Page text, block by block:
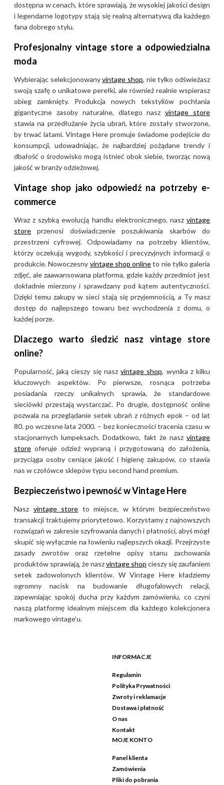
dostępna w cenach, które sprawiają, że wysokiej jakości design
i legendarne logotypy stają się realną alternatywą dla każdego
fana dobrego stylu.
Profesjonalny vintage store a odpowiedzialna
moda
Wybierając selekcjonowanyvintage shop, nie tylko odświeżasz
swoją szafę o unikatowe perełki, ale również realnie wspierasz
obieg zamknięty. Produkcja nowych tekstyliów pochłania
gigantyczne zasoby naturalne, dlatego naszvintage store
stawia na przedłużanie życia ubrań, które zostały stworzone,
by trwać latami. Vintage Here promuje świadome podejście do
konsumpcji, udowadniając, że najbardziej pożądane trendy i
dbałość o środowisko mogą istnieć obok siebie, tworząc nową
jakość w branży odzieżowej.
Vintage shop jako odpowiedź na potrzeby e-
commerce
Wraz z szybką ewolucją handlu elektronicznego, nasz vintage
store przenosi doświadczenie poszukiwania skarbów do
przestrzeni cyfrowej. Odpowiadamy na potrzeby klientów,
którzy oczekują wygody, szybkości i precyzyjnych informacji o
produkcie. Nowoczesny vintage shop onlineto nie tylko galeria
zdjęć, ale zaawansowana platforma, gdzie każdy przedmiot jest
dokładnie mierzony i sprawdzany pod kątem autentyczności.
Dzięki temu zakupy w sieci stają się przyjemnością, a Ty masz
dostęp do najlepszego towaru bez wychodzenia z domu, o
każdej porze.
Dlaczego warto śledzić nasz vintage store
online?
Popularność, jaką cieszy się naszvintage shop, wynika z kilku
kluczowych aspektów. Po pierwsze, rosnąca potrzeba
posiadania rzeczy unikalnych sprawia, że standardowe
sieciówki przestają wystarczać. Po drugie, dostępność online
pozwala na przeglądanie setek ubrań z różnych epok – od lat
80. po wczesne lata 2000. – bez konieczności tracenia czasu w
stacjonarnych lumpeksach. Dodatkowo, fakt że nasz vintage
store oferuje odzież wypraną i przygotowaną do założenia,
przyciąga osoby ceniące jakość i higienę zakupów, co stawia
nas w czołówce sklepów typu second hand premium.
Bezpieczeństwo i pewność w Vintage Here
Nasz vintage store to miejsce, w którym bezpieczeństwo
transakcji traktujemy priorytetowo. Korzystamy z najnowszych
rozwiązań w zakresie szyfrowania danych i płatności, abyś mógł
skupić się wyłącznie na łowieniu najlepszych okazji. Przejrzyste
zasady zwrotów oraz rzetelne opisy stanu zachowania
produktów sprawiają, że naszvintage shop cieszy się zaufaniem
setek zadowolonych klientów. W Vintage Here kładziemy
ogromny nacisk na budowanie długofalowych relacji,
zapewniając spokój ducha przy każdym zamówieniu, co czyni
naszą platformę idealnym miejscem dla każdego kolekcjonera
markowego vintage’u.
INFORMACJE
Regulamin
Polityka Prywatności
Zwroty i reklamacje
Dostawa i płatność
O nas
Kontakt
MOJE KONTO
Panel klienta
Zamówienia
Pliki do pobrania